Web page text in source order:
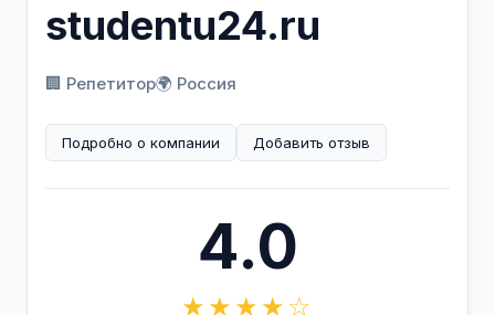
studentu24.ru
🏢 Репетитор🌍 Россия
Подробно о компании Добавить отзыв
4.0
★★★★☆